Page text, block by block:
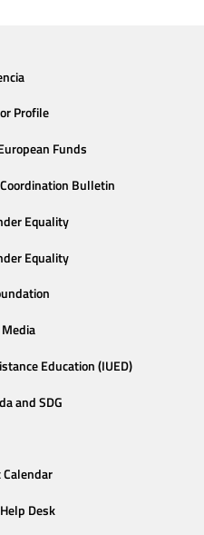
Profile
Funds
Bulletin
Equality
Equality
Education (IUED)
and SDG
Calendar
Desk